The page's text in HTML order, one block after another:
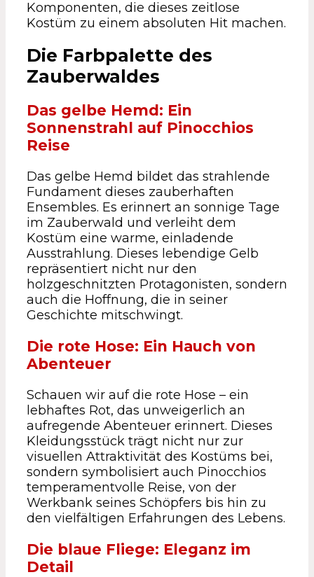
Komponenten, die dieses zeitlose
Kostüm zu einem absoluten Hit machen.
Die Farbpalette des
Zauberwaldes
Das gelbe Hemd: Ein
Sonnenstrahl auf Pinocchios
Reise
Das gelbe Hemd bildet das strahlende
Fundament dieses zauberhaften
Ensembles. Es erinnert an sonnige Tage
im Zauberwald und verleiht dem
Kostüm eine warme, einladende
Ausstrahlung. Dieses lebendige Gelb
repräsentiert nicht nur den
holzgeschnitzten Protagonisten, sondern
auch die Hoffnung, die in seiner
Geschichte mitschwingt.
Die rote Hose: Ein Hauch von
Abenteuer
Schauen wir auf die rote Hose – ein
lebhaftes Rot, das unweigerlich an
aufregende Abenteuer erinnert. Dieses
Kleidungsstück trägt nicht nur zur
visuellen Attraktivität des Kostüms bei,
sondern symbolisiert auch Pinocchios
temperamentvolle Reise, von der
Werkbank seines Schöpfers bis hin zu
den vielfältigen Erfahrungen des Lebens.
Die blaue Fliege: Eleganz im
Detail